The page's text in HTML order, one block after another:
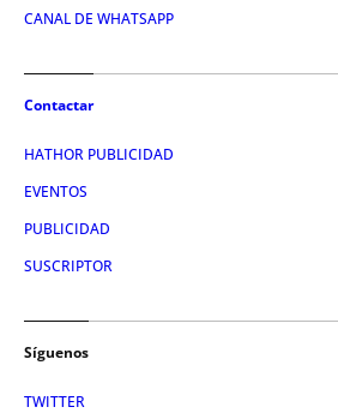
CANAL DE WHATSAPP
Contactar
HATHOR PUBLICIDAD
EVENTOS
PUBLICIDAD
SUSCRIPTOR
Síguenos
TWITTER